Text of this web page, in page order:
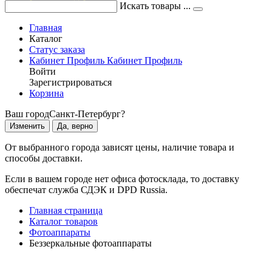
Искать товары ...
Главная
Каталог
Статус заказа
Кабинет Профиль Кабинет Профиль
Войти
Зарегистрироваться
Корзина
Ваш городСанкт-Петербург?
Изменить Да, верно
От выбранного города зависят цены, наличие товара и
способы доставки.
Если в вашем городе нет офиса фотосклада, то доставку
обеспечат служба СДЭК и DPD Russia.
Главная страница
Каталог товаров
Фотоаппараты
Беззеркальные фотоаппараты